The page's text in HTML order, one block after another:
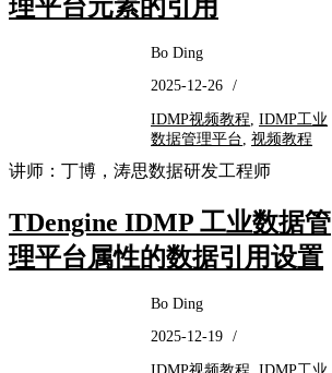
理平台元素的引用
Bo Ding
2025-12-26 /
IDMP视频教程, IDMP工业
数据管理平台, 视频教程
讲师：丁博，涛思数据研发工程师
TDengine IDMP 工业数据管
理平台属性的数据引用设置
Bo Ding
2025-12-19 /